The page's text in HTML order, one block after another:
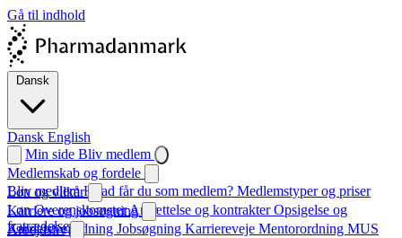
Gå til indhold
Dansk
Dansk English
Min side Bliv medlem
Medlemskab og fordele
Bliv medlemHvad får du som medlem? Medlemstyper og priser
Løn og vilkår
LønOverenskomsterAnsættelse og kontrakterOpsigelse og
fratrædelse
Karriere og jobsøgning
Karrierevejledning Jobsøgning Karriereveje Mentorordning MUS
Arbejdsliv